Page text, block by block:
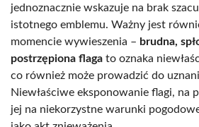
jednoznacznie wskazuje na brak
istotnego emblemu. Ważny jest
momencie wywieszenia – brudna,
postrzępiona flaga to oznaka
co również może prowadzić do
Niewłaściwe eksponowanie flagi, na
jej na niekorzystne warunki